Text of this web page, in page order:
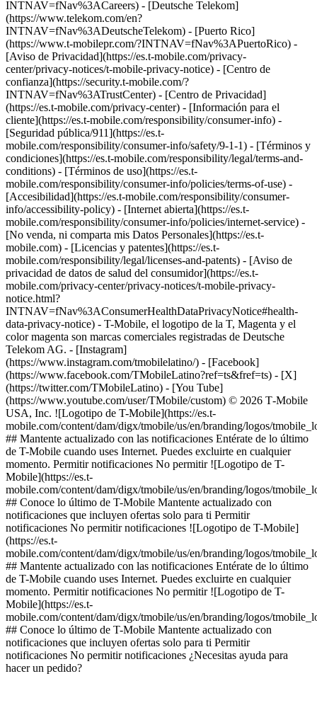
INTNAV=fNav%3ACareers) - [Deutsche Telekom]
(https://www.telekom.com/en?
INTNAV=fNav%3ADeutscheTelekom) - [Puerto Rico]
(https://www.t-mobilepr.com/?INTNAV=fNav%3APuertoRico) -
[Aviso de Privacidad](https://es.t-mobile.com/privacy-
center/privacy-notices/t-mobile-privacy-notice) - [Centro de
confianza](https://security.t-mobile.com/?
INTNAV=fNav%3ATrustCenter) - [Centro de Privacidad]
(https://es.t-mobile.com/privacy-center) - [Información para el
cliente](https://es.t-mobile.com/responsibility/consumer-info) -
[Seguridad pública/911](https://es.t-
mobile.com/responsibility/consumer-info/safety/9-1-1) - [Términos y
condiciones](https://es.t-mobile.com/responsibility/legal/terms-and-
conditions) - [Términos de uso](https://es.t-
mobile.com/responsibility/consumer-info/policies/terms-of-use) -
[Accesibilidad](https://es.t-mobile.com/responsibility/consumer-
info/accessibility-policy) - [Internet abierta](https://es.t-
mobile.com/responsibility/consumer-info/policies/internet-service) -
[No venda, ni comparta mis Datos Personales](https://es.t-
mobile.com) - [Licencias y patentes](https://es.t-
mobile.com/responsibility/legal/licenses-and-patents) - [Aviso de
privacidad de datos de salud del consumidor](https://es.t-
mobile.com/privacy-center/privacy-notices/t-mobile-privacy-
notice.html?
INTNAV=fNav%3AConsumerHealthDataPrivacyNotice#health-
data-privacy-notice) - T-Mobile, el logotipo de la T, Magenta y el
color magenta son marcas comerciales registradas de Deutsche
Telekom AG. - [Instagram]
(https://www.instagram.com/tmobilelatino/) - [Facebook]
(https://www.facebook.com/TMobileLatino?ref=ts&fref=ts) - [X]
(https://twitter.com/TMobileLatino) - [You Tube]
(https://www.youtube.com/user/TMobile/custom) © 2026 T‑Mobile
USA, Inc. ![Logotipo de T-Mobile](https://es.t-
mobile.com/content/dam/digx/tmobile/us/en/branding/logos/
## Mantente actualizado con las notificaciones Entérate de lo último
de T-Mobile cuando uses Internet. Puedes excluirte en cualquier
momento. Permitir notificaciones No permitir ![Logotipo de T-
Mobile](https://es.t-
mobile.com/content/dam/digx/tmobile/us/en/branding/logos/
## Conoce lo último de T-Mobile Mantente actualizado con
notificaciones que incluyen ofertas solo para ti Permitir
notificaciones No permitir notificaciones ![Logotipo de T-Mobile]
(https://es.t-
mobile.com/content/dam/digx/tmobile/us/en/branding/logos/
## Mantente actualizado con las notificaciones Entérate de lo último
de T-Mobile cuando uses Internet. Puedes excluirte en cualquier
momento. Permitir notificaciones No permitir ![Logotipo de T-
Mobile](https://es.t-
mobile.com/content/dam/digx/tmobile/us/en/branding/logos/
## Conoce lo último de T-Mobile Mantente actualizado con
notificaciones que incluyen ofertas solo para ti Permitir
notificaciones No permitir notificaciones ¿Necesitas ayuda para
hacer un pedido?